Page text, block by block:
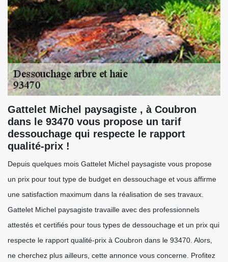
Gattelet Michel paysagiste , à Coubron
dans le 93470 vous propose un tarif
dessouchage qui respecte le rapport
qualité-prix !
Depuis quelques mois Gattelet Michel paysagiste vous propose
un prix pour tout type de budget en dessouchage et vous affirme
une satisfaction maximum dans la réalisation de ses travaux.
Gattelet Michel paysagiste travaille avec des professionnels
attestés et certifiés pour tous types de dessouchage et un prix qui
respecte le rapport qualité-prix à Coubron dans le 93470. Alors,
ne cherchez plus ailleurs, cette annonce vous concerne. Profitez